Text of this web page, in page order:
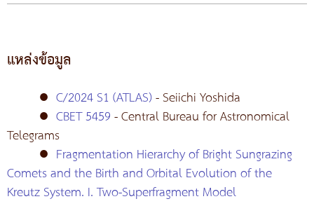
แหล่งข้อมูล
● C/2024 S1 (ATLAS)- Seiichi Yoshida
● CBET 5459- Central Bureau for Astronomical
Telegrams
● Fragmentation Hierarchy of Bright Sungrazing
Comets and the Birth and Orbital Evolution of the
Kreutz System. I. Two-Superfragment Model